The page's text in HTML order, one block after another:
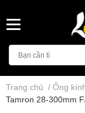
Trang chủ / Ống
Tamron 28-300mm